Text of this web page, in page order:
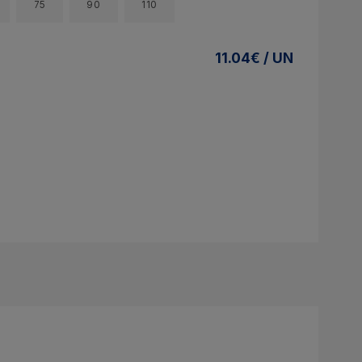
75 90 110
11.04€ / UN